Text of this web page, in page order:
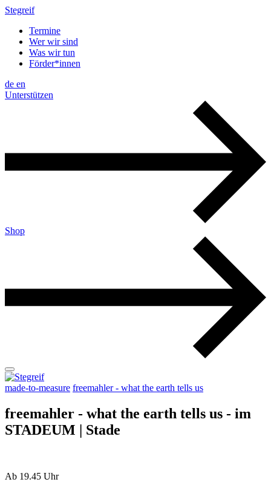
Stegreif
Termine
Wer wir sind
Was wir tun
Förder*innen
de en
Unterstützen
Shop
made-to-measure freemahler - what the earth tells us
freemahler - what the earth tells us - im
STADEUM | Stade
Ab 19.45 Uhr